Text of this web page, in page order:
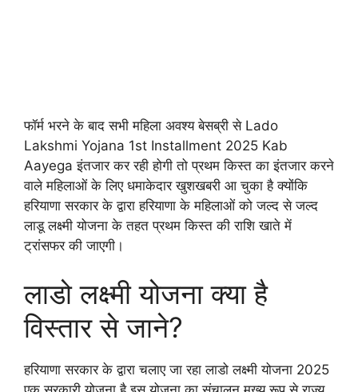
फॉर्म भरने के बाद सभी महिला अवश्य बेसब्री से Lado
Lakshmi Yojana 1st Installment 2025 Kab
Aayega इंतजार कर रही होगी तो प्रथम किस्त का इंतजार करने
वाले महिलाओं के लिए धमाकेदार खुशखबरी आ चुका है क्योंकि
हरियाणा सरकार के द्वारा हरियाणा के महिलाओं को जल्द से जल्द
लाडू लक्ष्मी योजना के तहत प्रथम किस्त की राशि खाते में
ट्रांसफर की जाएगी।
लाडो लक्ष्मी योजना क्या है
विस्तार से जाने?
हरियाणा सरकार के द्वारा चलाए जा रहा लाडो लक्ष्मी योजना 2025